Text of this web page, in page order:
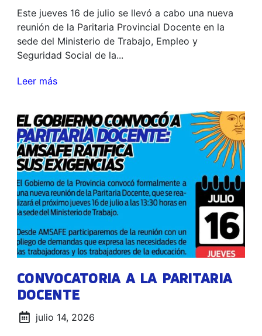
Este jueves 16 de julio se llevó a cabo una nueva
reunión de la Paritaria Provincial Docente en la
sede del Ministerio de Trabajo, Empleo y
Seguridad Social de la...
Leer más
CONVOCATORIA A LA PARITARIA
DOCENTE
julio 14, 2026